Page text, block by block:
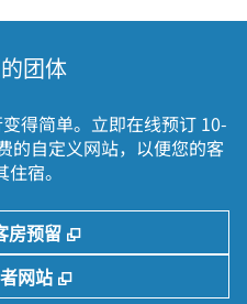
团体
得简单。立即在线预订 10-
的自定义网站，以便您的客
宿。
房预留 ,
网站
,